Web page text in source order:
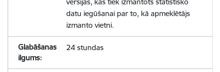
datu iegūšanai par to, kā apmeklētājs
izmanto vietni.
24 stundas